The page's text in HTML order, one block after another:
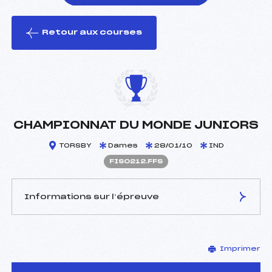
le ski
Retour aux courses
CHAMPIONNAT DU MONDE JUNIORS
TORSBY Dames 28/01/10 IND
FIS0212.FFS
Informations sur l’épreuve
–
D.T Adjoint :
–
Imprimer